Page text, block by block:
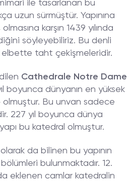
ile tasarlanan bu
uzun sürmüştür. Yapınına
karşın 1439 yılında
söyleyebiliriz. Bu denli
elbette taht çekişmeleridir.
Cathedrale Notre Dame
boyunca dünyanın en yüksek
olmuştur. Bu unvan sadece
227 yıl boyunca dünya
bu katedral olmuştur.
olarak da bilinen bu yapının
bulunmaktadır. 12.
eklenen camlar katedralin